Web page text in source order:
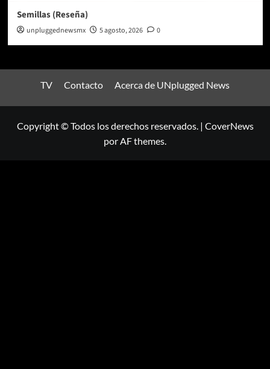
Semillas (Reseña)
unpluggednewsmx 5 agosto, 2026 0
TV Contacto Acerca de UNplugged News
Copyright © Todos los derechos reservados. | CoverNews
por AF themes.